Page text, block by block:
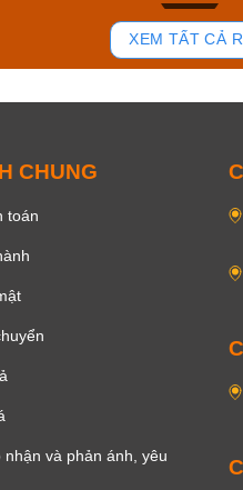
XEM TẤT CẢ
CHUNG
toán
và phản ánh, yêu